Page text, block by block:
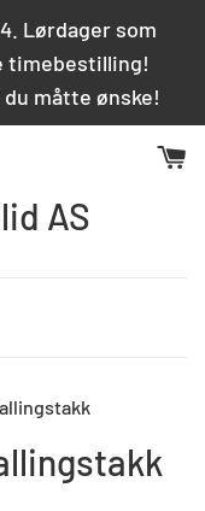
Lørdager som
timebestilling!
måtte ønske!
AS